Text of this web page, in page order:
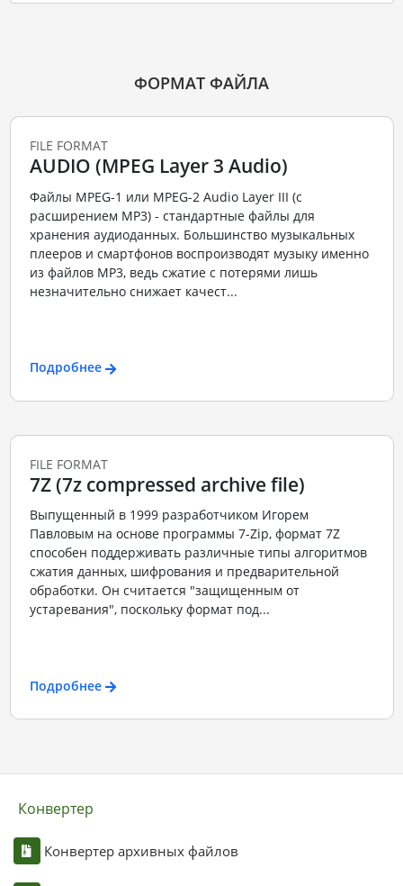
ФОРМАТ ФАЙЛА
FILE FORMAT
AUDIO (MPEG Layer 3 Audio)
Файлы MPEG-1 или MPEG-2 Audio Layer III (с
расширением MP3) - стандартные файлы для
хранения аудиоданных. Большинство музыкальных
плееров и смартфонов воспроизводят музыку именно
из файлов MP3, ведь сжатие с потерями лишь
незначительно снижает качест...
Подробнее
FILE FORMAT
7Z (7z compressed archive file)
Выпущенный в 1999 разработчиком Игорем
Павловым на основе программы 7-Zip, формат 7Z
способен поддерживать различные типы алгоритмов
сжатия данных, шифрования и предварительной
обработки. Он считается "защищенным от
устаревания", поскольку формат под...
Подробнее
Конвертер
Конвертер архивных файлов